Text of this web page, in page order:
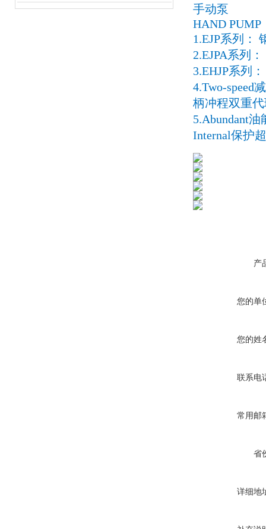
手动泵
HAND PUMP
1.EJP系列：
2.EJPA系列
3.EHJP系列
4.Two-speed
柄冲程双重
5.Abundant
Internal保护
产
您的单
您的姓
联系电
常用邮
省
详细地